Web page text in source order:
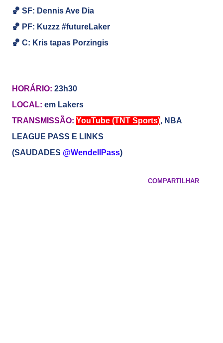
🏀 SF: Dennis Ave Dia
🏀 PF: Kuzzz #futureLaker
🏀 C: Kris tapas Porzingis
HORÁRIO: 23h30
LOCAL: em Lakers
TRANSMISSÃO: YouTube (TNT Sports), NBA
LEAGUE PASS E LINKS
(SAUDADES @WendellPass)
COMPARTILHAR